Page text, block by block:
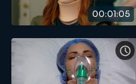
00:01:05